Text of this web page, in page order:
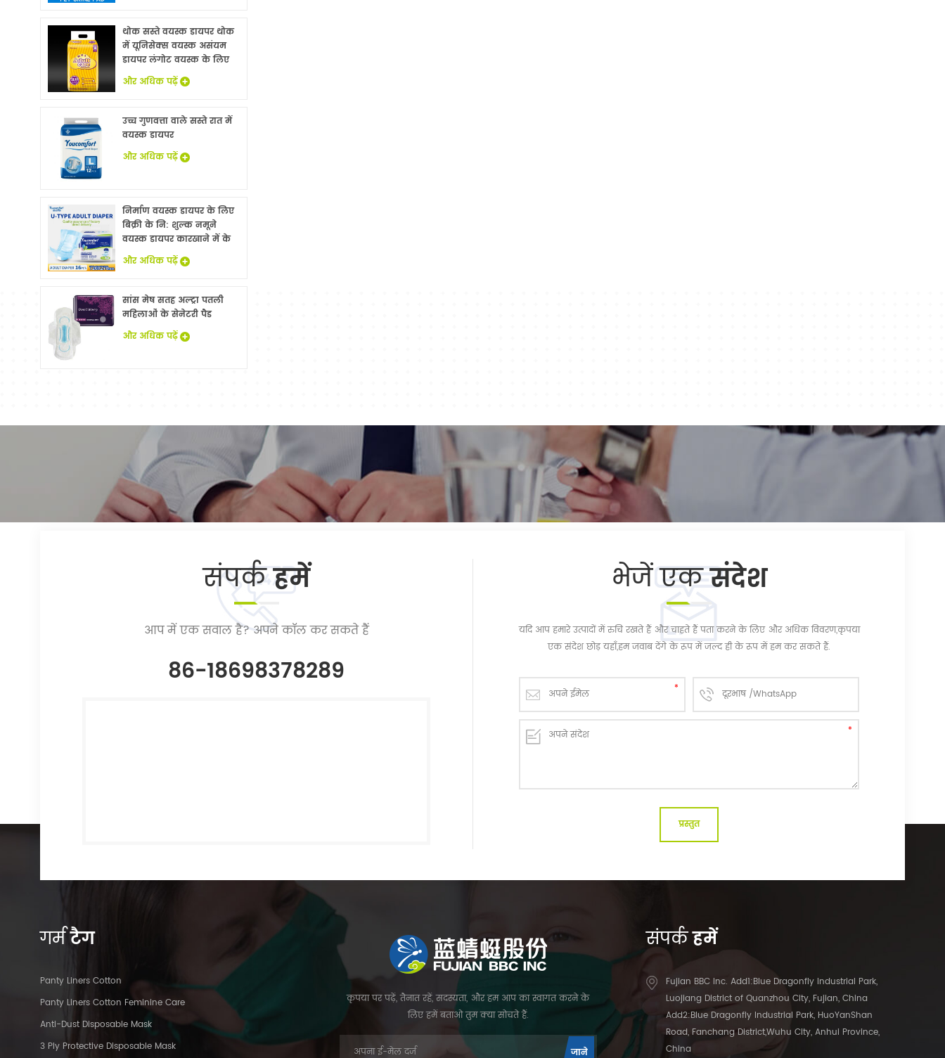
थोक सस्ते वयस्क डायपर थोक
में यूनिसेक्स वयस्क असंयम
डायपर लंगोट वयस्क के लिए
नि: शुल्क नमूने
और अधिक पढ़ें
उच्च गुणवत्ता वाले सस्ते रात में
वयस्क डायपर
और अधिक पढ़ें
निर्माण वयस्क डायपर के लिए
बिक्री के नि: शुल्क नमूने
वयस्क डायपर कारखाने में के
साथ China
और अधिक पढ़ें
सांस मेष सतह अल्ट्रा पतली
महिलाओं के सेनेटरी पैड
और अधिक पढ़ें
संपर्कहमें
आप में एक सवाल है? अपने कॉल कर सकते हैं
86-18698378289
भेजें एकसंदेश
यदि आप हमारे उत्पादों में रुचि रखते हैं और चाहते हैं पता करने के लिए और अधिक विवरण,कृपया
एक संदेश छोड़ यहाँ,हम जवाब देंगे के रूप में जल्द ही के रूप में हम कर सकते हैं.
गर्मटैग
Panty Liners Cotton
Panty Liners Cotton Feminine Care
Anti-Dust Disposable Mask
3 Ply Protective Disposable Mask
कृपया पर पढ़ें, तैनात रहें, सदस्यता, और हम आप का स्वागत करने के
लिए हमें बताओ तुम क्या सोचते हैं.
संपर्कहमें
Fujian BBC Inc. Add1:Blue Dragonfly Industrial Park,
Luojiang District of Quanzhou City, Fujian, China
Add2:Blue Dragonfly Industrial Park, HuoYanShan
Road, Fanchang District,Wuhu City, Anhui Province,
China